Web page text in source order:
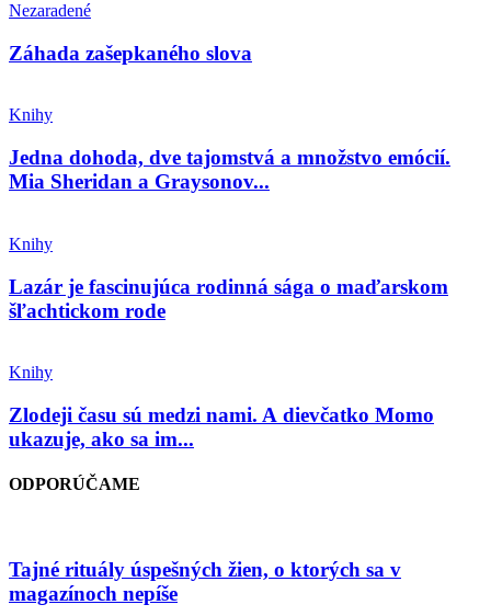
Nezaradené
Záhada zašepkaného slova
Knihy
Jedna dohoda, dve tajomstvá a množstvo emócií.
Mia Sheridan a Graysonov...
Knihy
Lazár je fascinujúca rodinná sága o maďarskom
šľachtickom rode
Knihy
Zlodeji času sú medzi nami. A dievčatko Momo
ukazuje, ako sa im...
ODPORÚČAME
Tajné rituály úspešných žien, o ktorých sa v
magazínoch nepíše